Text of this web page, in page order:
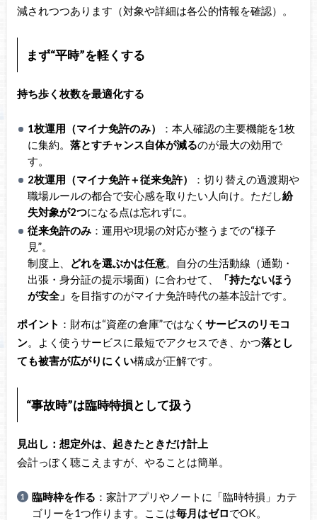
減されつつあります（対象や詳細は各公的情報を確認）。
まず“平時”を軽くする
持ち歩く枚数を最適化する
1枚運用（マイナ免許のみ）
：本人確認の主要機能を1枚
に集約。落とすチャンス自体が減るのが最大の効用で
す。
2枚運用（マイナ免許＋従来免許）
：切り替えの過渡期や
職場ルールの都合で安心感を取りたい人向け。ただし紛
失対象が2つになる点は忘れずに。
従来免許のみ ：運用や現場の対応が整うまでの“様子
見”。
制度上、
どれを選ぶかは任意。自分の生活動線（通勤・
出張・身分証の提示場面）に合わせて、
「持たないほう
が安全」 を目指すのがマイナ免許時代の基本設計です。
ポイント ：財布は“資産の倉庫”ではなく サービスのリモコ
ン。よく使うサービスに最短でアクセスでき、かつ落とし
ても被害が広がりにくい構成が正解です。
“事故時”は臨時特損として扱う
見出し：想定外は、起きたときだけ計上
会計っぽく聴こえますが、やることは簡単。
臨時枠を作る ：家計アプリやノートに「臨時特損」カテ
ゴリーを1つ作ります。ここは毎月はゼロでOK。